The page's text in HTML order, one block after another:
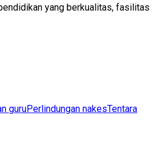
yang berkualitas, fasilitas
guruPerlindungan nakesTentara